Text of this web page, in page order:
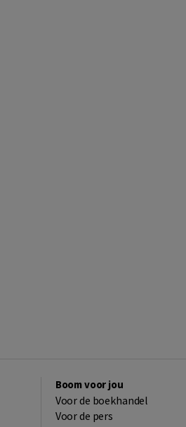
Boom voor jou
Voor de boekhandel
Voor de pers